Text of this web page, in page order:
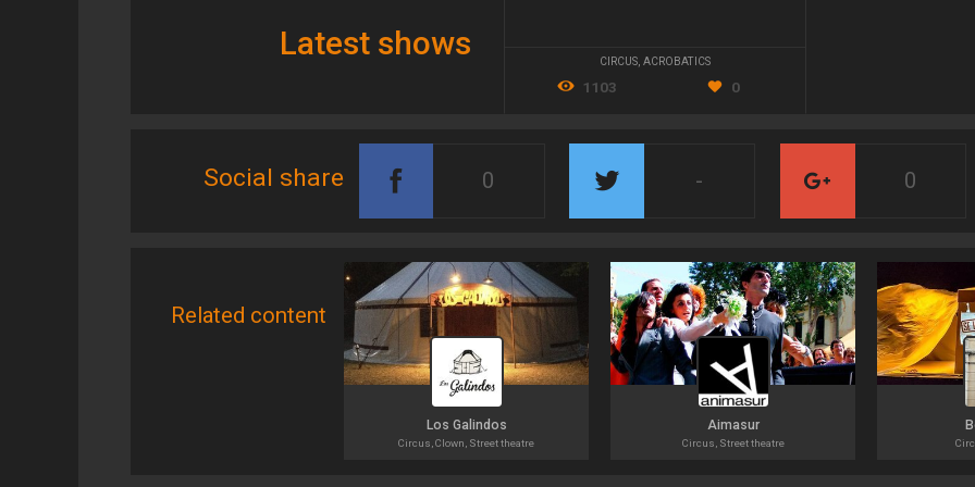
Latest shows CIRCUS ,ACROBATICS
1103 0
Social share 0 - 0
Related content
Los Galindos
Circus, Clown, Street theatre
Aimasur
Circus, Street theatre